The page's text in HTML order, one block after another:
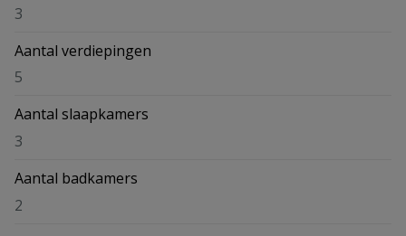
3
Aantal verdiepingen
5
Aantal slaapkamers
3
Aantal badkamers
2